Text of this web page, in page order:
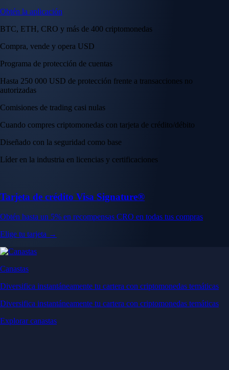
Obtén la aplicación
BTC, ETH, CRO y más de 400 criptomonedas
Compra, vende y opera USD
Programa de protección de cuentas
Hasta 250 000 USD de protección frente a transacciones no
autorizadas
Comisiones de trading casi nulas
Cuando compres criptomonedas con tarjeta de crédito/débito
Diseñado con la seguridad como base
Líder en la industria en licencias y certificaciones
Tarjeta de crédito Visa Signature®
Obtén hasta un 5% en recompensas CRO en todas tus compras
Elige tu tarjeta →
Canastas
Diversifica instantáneamente tu cartera con criptomonedas temáticas
Diversifica instantáneamente tu cartera con criptomonedas temáticas
Explorar canastas